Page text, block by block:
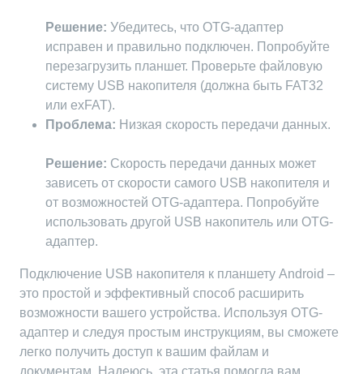
Решение: Убедитесь, что OTG-адаптер
исправен и правильно подключен. Попробуйте
перезагрузить планшет. Проверьте файловую
систему USB накопителя (должна быть FAT32
или exFAT).
Проблема: Низкая скорость передачи данных.
Решение: Скорость передачи данных может
зависеть от скорости самого USB накопителя и
от возможностей OTG-адаптера. Попробуйте
использовать другой USB накопитель или OTG-
адаптер.
Подключение USB накопителя к планшету Android –
это простой и эффективный способ расширить
возможности вашего устройства. Используя OTG-
адаптер и следуя простым инструкциям, вы сможете
легко получить доступ к вашим файлам и
документам. Надеюсь, эта статья помогла вам